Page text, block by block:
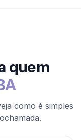
quem
como é simples